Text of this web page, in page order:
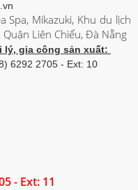
Spa, Mikazuki, Khu du lịch
Liên Chiểu, Đà Nẵng
lý, gia công sản xuất:
6292 2705 - Ext: 10
- Ext: 11